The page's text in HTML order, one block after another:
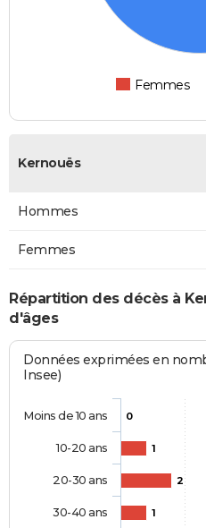
Femmes
Kernouës
Hommes
Femmes
Répartition des décès à
d'âges
Données exprimées en
Insee)
0
1
2
1
Moins de 10 ans
10-20 ans
20-30 ans
30-40 ans